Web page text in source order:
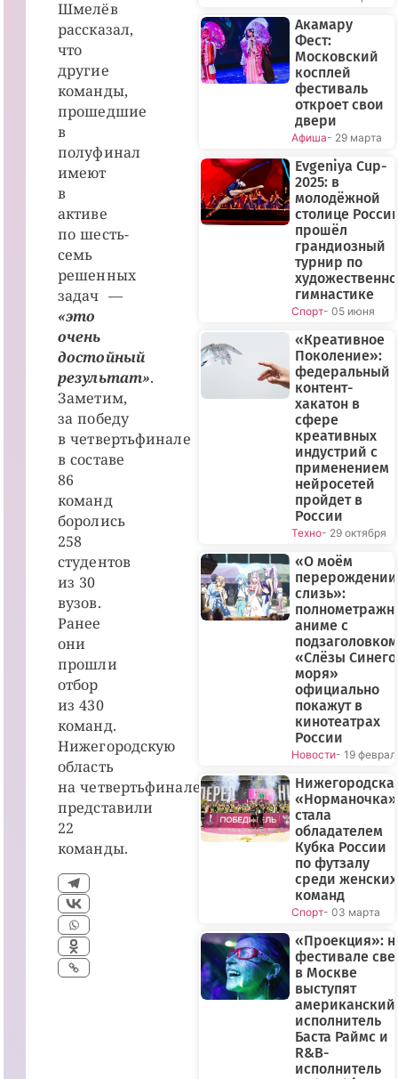
Шмелёв
рассказал,
что
другие
команды,
прошедшие
в
полуфинал
имеют
в
активе
по шесть-
семь
решенных
задач —
«это
очень
достойный
результат».
Заметим,
за победу
в четвертьфинале
в составе
86
команд
боролись
258
студентов
из 30
вузов.
Ранее
они
прошли
отбор
из 430
команд.
Нижегородскую
область
на четвертьфинале
представили
22
команды.
Акамару
Фест:
Московский
косплей
фестиваль
откроет свои
двери
Афиша- 29 марта
Evgeniya Cup-
2025: в
молодёжной
столице
прошёл
грандиозный
турнир по
гимнастике
Спорт- 05 июня
«Креативное
Поколение»:
федеральный
контент-
хакатон в
сфере
креативных
индустрий с
применением
нейросетей
пройдет в
России
Техно- 29 октября
«О моём
слизь»:
аниме с
подзаголовком
«Слёзы Синего
моря»
официально
покажут в
кинотеатрах
России
Новости- 19
«Норманочка»
стала
обладателем
Кубка России
по футзалу
среди женских
команд
Спорт- 03 марта
«Проекция»:
фестивале
в Москве
выступят
американский
исполнитель
Баста Раймс и
R&B-
исполнитель